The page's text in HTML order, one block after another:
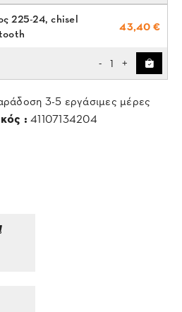
225-24, chisel
43,40 €
- 1 +
3-5 εργάσιμες μέρες
: 41107134204